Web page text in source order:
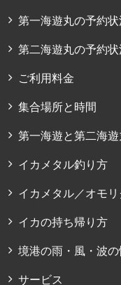
第一海遊丸の予約
第二海遊丸の予約
ご利用料金
集合場所と時間
第一海遊と第二海
イカメタル釣り方
イカメタル／オモ
イカの持ち帰り方
境港の雨・風・波の
サービス